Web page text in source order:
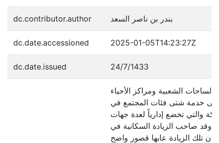
dc.contributor.author بندر بن ناصر السعد
dc.date.accessioned 2025-01-05T14:23:27Z
dc.date.issued 24/7/1433
الشعبية ومراكز الأحياء
إلى خدمة شتى فئات المجتمع في
والتي تخضع إدارياً لعدة جهات
وقد صاحب الزيادة السكانية في
أن تلك الزيادة عابها قصور واضح